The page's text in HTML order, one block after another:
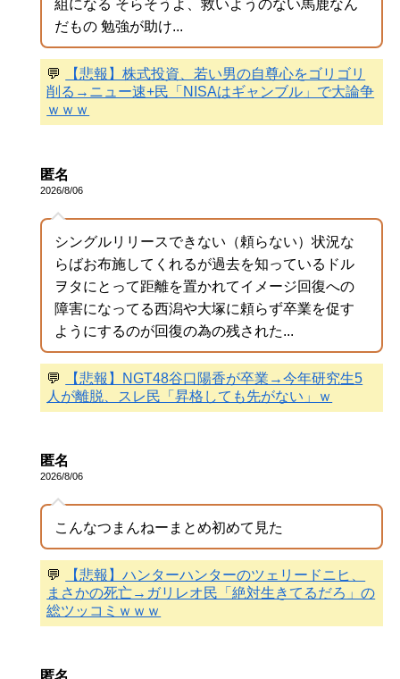
組になる そらそうよ、救いようのない馬鹿なん
だもの 勉強が助け...
💬
【悲報】株式投資、若い男の自尊心をゴリゴリ
削る→ニュー速+民「NISAはギャンブル」で大論争
ｗｗｗ
匿名
2026/8/06
シングルリリースできない（頼らない）状況な
らばお布施してくれるが過去を知っているドル
ヲタにとって距離を置かれてイメージ回復への
障害になってる西潟や大塚に頼らず卒業を促す
ようにするのが回復の為の残された...
💬
【悲報】NGT48谷口陽香が卒業→今年研究生5
人が離脱、スレ民「昇格しても先がない」ｗ
匿名
2026/8/06
こんなつまんねーまとめ初めて見た
💬
【悲報】ハンターハンターのツェリードニヒ、
まさかの死亡→ガリレオ民「絶対生きてるだろ」の
総ツッコミｗｗｗ
匿名